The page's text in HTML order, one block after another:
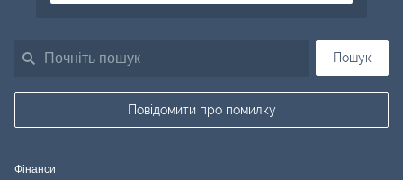
Пошук
Повідомити про помилку
Фінанси